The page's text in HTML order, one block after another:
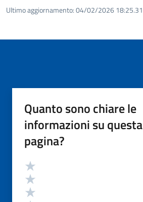
Ultimo aggiornamento:04/02/2026 18:25.31
Quanto sono chiare le
informazioni su questa
pagina?
Valutazione